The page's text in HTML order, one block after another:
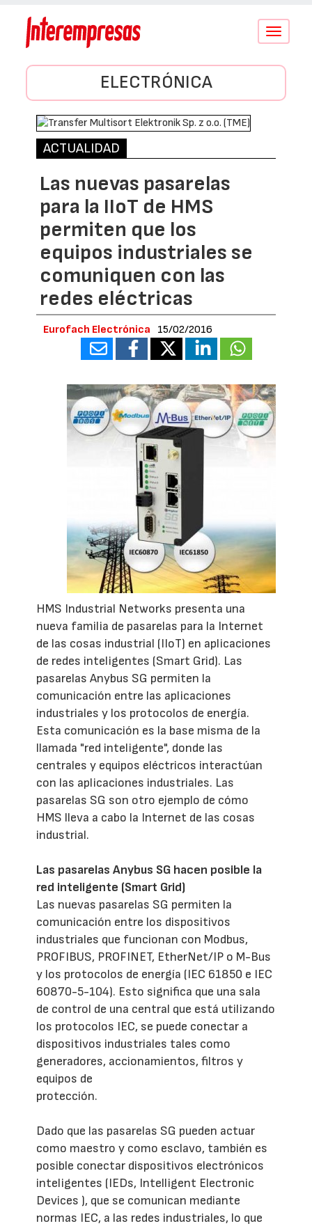
Conmutar
ELECTRÓNICA
ACTUALIDAD
Las nuevas pasarelas
para la IIoT de HMS
permiten que los
equipos industriales se
comuniquen con las
redes eléctricas
Eurofach Electrónica 15/02/2016
HMS Industrial Networks presenta una
nueva familia de pasarelas para la Internet
de las cosas industrial (IIoT) en aplicaciones
de redes inteligentes (Smart Grid). Las
pasarelas Anybus SG permiten la
comunicación entre las aplicaciones
industriales y los protocolos de energía.
Esta comunicación es la base misma de la
llamada "red inteligente", donde las
centrales y equipos eléctricos interactúan
con las aplicaciones industriales. Las
pasarelas SG son otro ejemplo de cómo
HMS lleva a cabo la Internet de las cosas
industrial.
Las pasarelas Anybus SG hacen posible la
red inteligente (Smart Grid)
Las nuevas pasarelas SG permiten la
comunicación entre los dispositivos
industriales que funcionan con Modbus,
PROFIBUS, PROFINET, EtherNet/IP o M-Bus
y los protocolos de energía (IEC 61850 e IEC
60870-5-104). Esto significa que una sala
de control de una central que está utilizando
los protocolos IEC, se puede conectar a
dispositivos industriales tales como
generadores, accionamientos, filtros y
equipos de
protección.
Dado que las pasarelas SG pueden actuar
como maestro y como esclavo, también es
posible conectar dispositivos electrónicos
inteligentes (IEDs, Intelligent Electronic
Devices ), que se comunican mediante
normas IEC, a las redes industriales, lo que